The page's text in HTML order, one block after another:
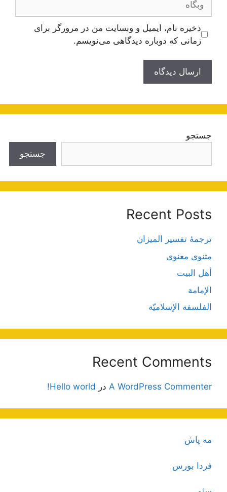
ذخیره نام، ایمیل و وبسایت من در مرورگر برای
زمانی که دوباره دیدگاهی می‌نویسم.
جستجو
جستجو
Recent Posts
ترجمۀ تفسیر المیزان
مثنوی معنوی
أهل البيت
الإمامة
الفلسفة الإسلاميّة
Recent Comments
A WordPress Commenter در Hello world!
مه پاش
فردا بورس